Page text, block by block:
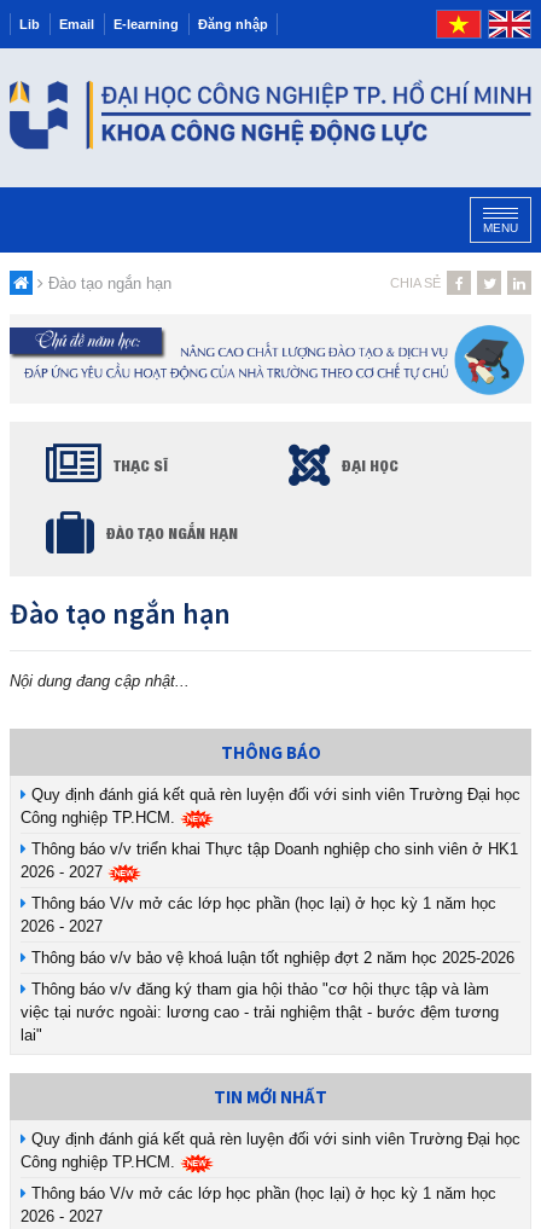
Lib Email E-learning Đăng nhập
MENU
Đào tạo ngắn hạn CHIA SẺ
THẠC SĨ ĐẠI HỌC
ĐÀO TẠO NGẮN HẠN
Đào tạo ngắn hạn
Nội dung đang cập nhật...
THÔNG BÁO
Quy định đánh giá kết quả rèn luyện đối với sinh viên Trường Đại học
Công nghiệp TP.HCM.
Thông báo v/v triển khai Thực tập Doanh nghiệp cho sinh viên ở HK1
2026 - 2027
Thông báo V/v mở các lớp học phần (học lại) ở học kỳ 1 năm học
2026 - 2027
Thông báo v/v bảo vệ khoá luận tốt nghiệp đợt 2 năm học 2025-2026
Thông báo v/v đăng ký tham gia hội thảo "cơ hội thực tập và làm
việc tại nước ngoài: lương cao - trải nghiệm thật - bước đệm tương
lai"
TIN MỚI NHẤT
Quy định đánh giá kết quả rèn luyện đối với sinh viên Trường Đại học
Công nghiệp TP.HCM.
Thông báo V/v mở các lớp học phần (học lại) ở học kỳ 1 năm học
2026 - 2027